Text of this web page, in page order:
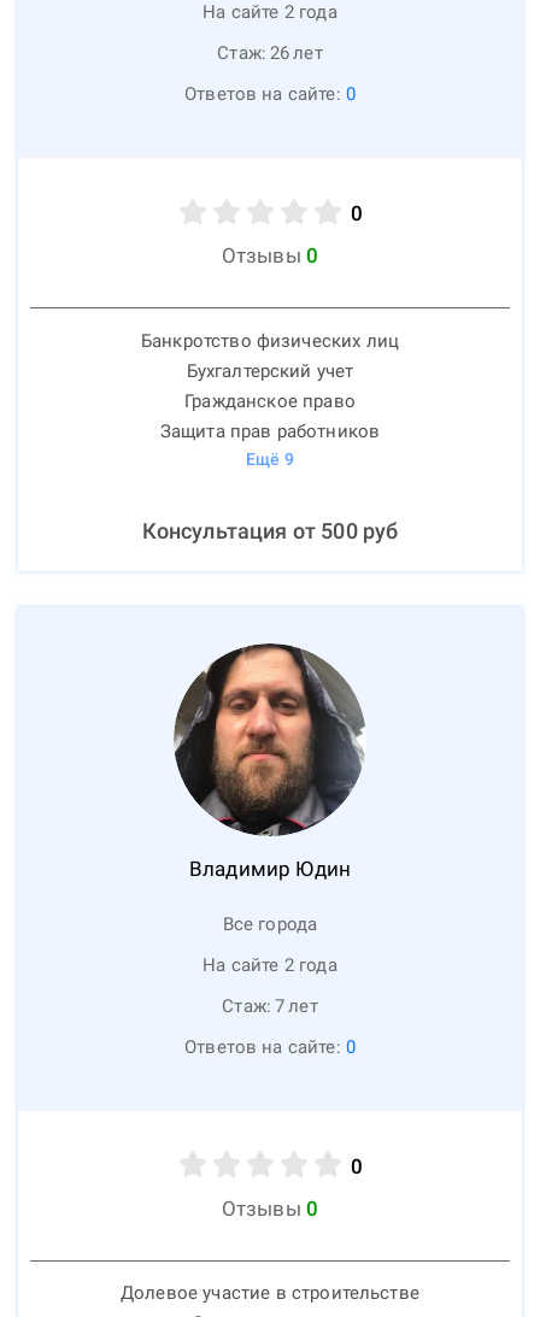
На сайте 2 года
Стаж: 26лет
Ответов на сайте: 0
0
Отзывы 0
Банкротство физических лиц
Бухгалтерский учет
Гражданское право
Защита прав работников
Ещё 9
Консультация от 500руб
Владимир Юдин
Все города
На сайте 2 года
Стаж: 7лет
Ответов на сайте: 0
0
Отзывы 0
Долевое участие в строительстве